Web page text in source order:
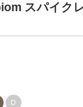
スパイク
D